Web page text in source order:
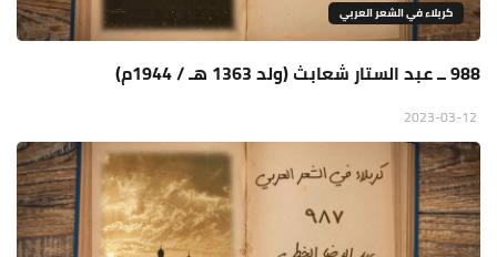
كربلاء في الشعر العربي
988 ــ عبد الستار شعابث (ولد 1363 هـ / 1944م)